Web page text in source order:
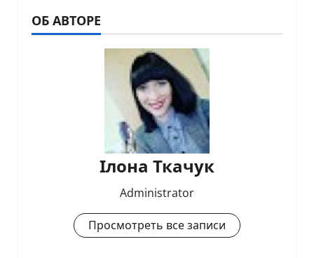
ОБ АВТОРЕ
Ілона Ткачук
Administrator
Просмотреть все записи